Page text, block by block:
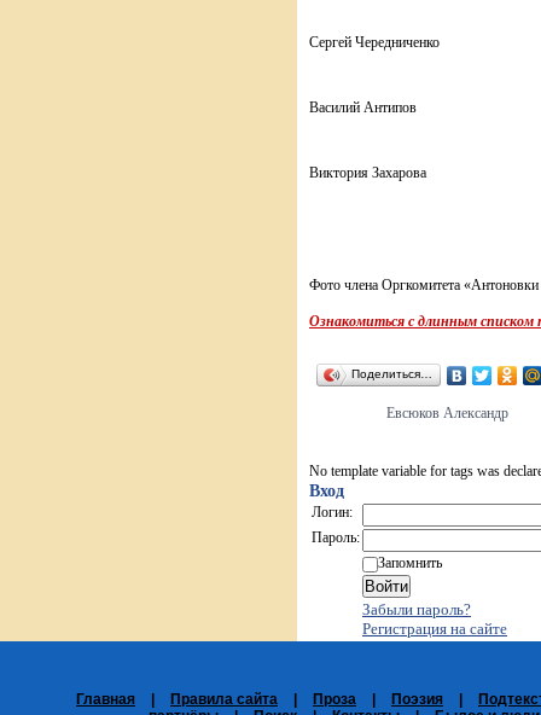
Сергей Чередниченко
Василий Антипов
Виктория Захарова
Фото члена Оргкомитета
Ознакомиться с длинным списком
Поделиться…
Евсюков Александр
No template variable for tags was
Вход
Логин:
Пароль:
Запомнить
Забыли пароль?
Регистрация на сайте
Главная Правила сайта Проза Поэзия